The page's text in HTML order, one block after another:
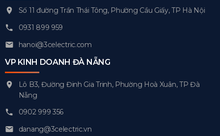
Số 11 đường Trần Thái Tông, Phường Cầu Giấy, TP Hà Nội
0931 899 959
hanoi@3celectric.com
VP KINH DOANH ĐÀ NẴNG
Lô B3, Đường Đinh Gia Trinh, Phường Hoà Xuân, TP Đà
Nẵng
0902 999 356
danang@3celectric.vn